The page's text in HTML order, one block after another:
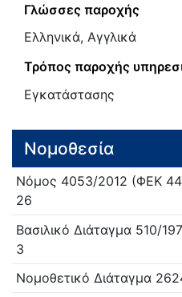
Γλώσσες παροχής
Ελληνικά, Αγγλικά
Τρόπος παροχής
Εγκατάστασης
Νομοθεσία
Νόμος 4053/2012 (ΦΕΚ
26
Βασιλικό Διάταγμα 510/
3
Νομοθετικό Διάταγμα